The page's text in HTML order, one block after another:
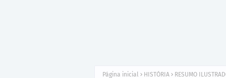
Página inicial HISTÓRIA RESUMO